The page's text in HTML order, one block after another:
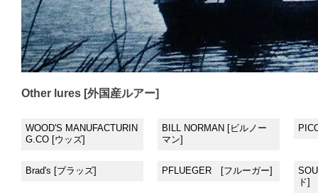
Other lures [外国産ルアー]
WOOD'S MANUFACTURIN
G.CO [ウッズ]
BILL NORMAN [ビルノー
マン]
Brad's [ブラッズ] PFLUEGER [フルーガー]
ド]